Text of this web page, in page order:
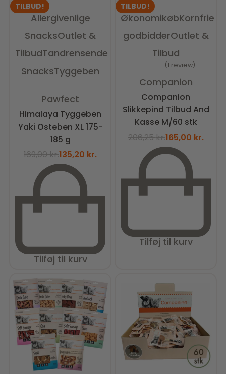
TILBUD!
Allergivenlige
SnacksOutlet &
TilbudTandrensende
SnacksTyggeben
Pawfect
Himalaya Tyggeben
Yaki Osteben XL 175-
185 g
169,00kr.135,20 kr.
Tilføj til kurv
TILBUD!
ØkonomikøbKornfrie
godbidderOutlet &
Tilbud
1 review
Companion
Companion
Slikkepind Tilbud And
Kasse M/60 stk
206,25kr.165,00 kr.
Tilføj til kurv